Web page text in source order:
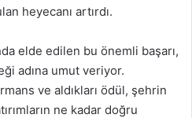
heyecanı artırdı.
elde edilen bu önemli başarı,
adına umut veriyor.
ve aldıkları ödül, şehrin
ne kadar doğru